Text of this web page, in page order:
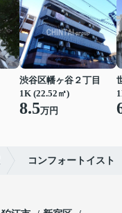
渋谷区幡ヶ谷２丁目
1K (22.52㎡)
8.5万円
コンフォートイスト